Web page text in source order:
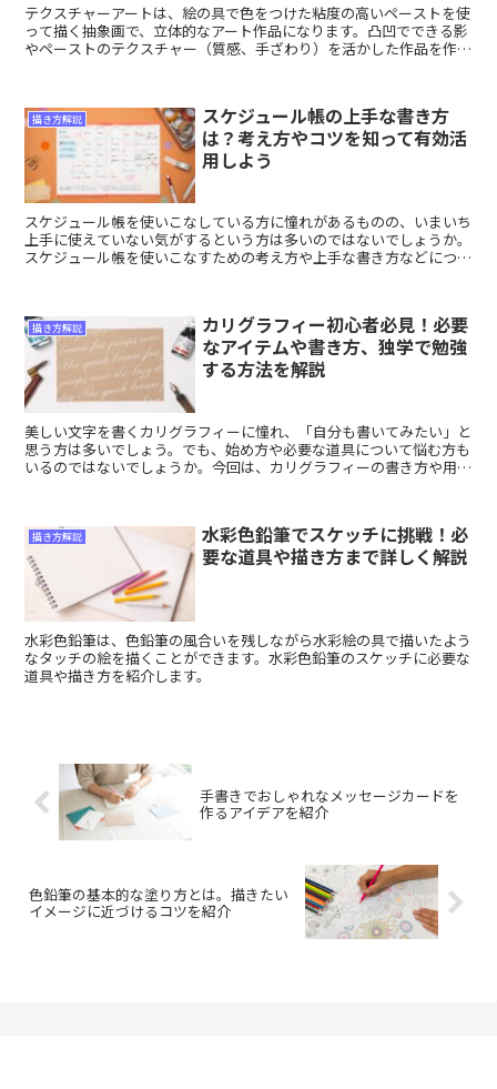
テクスチャーアートは、絵の具で色をつけた粘度の高いペーストを使
って描く抽象画で、立体的なアート作品になります。凸凹でできる影
やペーストのテクスチャー（質感、手ざわり）を活かした作品を作る
描き方解説
スケジュール帳の上手な書き方
は？考え方やコツを知って有効活
用しよう
スケジュール帳を使いこなしている方に憧れがあるものの、いまいち
上手に使えていない気がするという方は多いのではないでしょうか。
スケジュール帳を使いこなすための考え方や上手な書き方などについ
描き方解説
カリグラフィー初心者必見！必要
なアイテムや書き方、独学で勉強
する方法を解説
美しい文字を書くカリグラフィーに憧れ、「自分も書いてみたい」と
思う方は多いでしょう。でも、始め方や必要な道具について悩む方も
いるのではないでしょうか。今回は、カリグラフィーの書き方や用意
描き方解説
水彩色鉛筆でスケッチに挑戦！必
要な道具や描き方まで詳しく解説
水彩色鉛筆は、色鉛筆の風合いを残しながら水彩絵の具で描いたよう
なタッチの絵を描くことができます。水彩色鉛筆のスケッチに必要な
道具や描き方を紹介します。
手書きでおしゃれなメッセージカードを
作るアイデアを紹介
色鉛筆の基本的な塗り方とは。描きたい
イメージに近づけるコツを紹介